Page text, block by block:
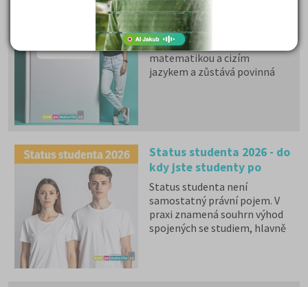
Státní maturita 2026
I v roce 2026 mohou studenti
u společné části volit mezi
matematikou a cizím
jazykem a zůstává povinná
Status studenta 2026 - do
kdy jste studenty po
maturitě?
Status studenta není
samostatný právní pojem. V
praxi znamená souhrn výhod
spojených se studiem, hlavně